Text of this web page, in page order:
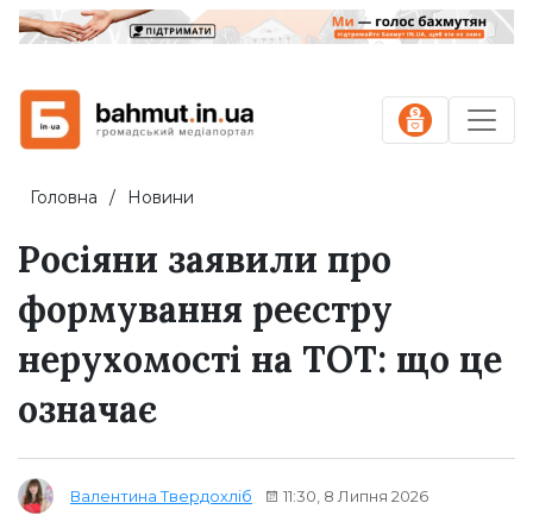
Головна Новини
Росіяни заявили про
формування реєстру
нерухомості на ТОТ: що це
означає
Валентина Твердохліб 11:30, 8 Липня 2026